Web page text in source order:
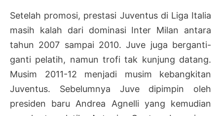
Setelah promosi, prestasi Juventus di Liga Italia
masih kalah dari dominasi Inter Milan antara
tahun 2007 sampai 2010. Juve juga berganti-
ganti pelatih, namun trofi tak kunjung datang.
Musim 2011-12 menjadi musim kebangkitan
Juventus. Sebelumnya Juve dipimpin oleh
presiden baru Andrea Agnelli yang kemudian